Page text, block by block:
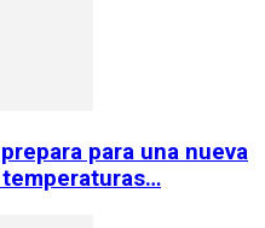
para una nueva